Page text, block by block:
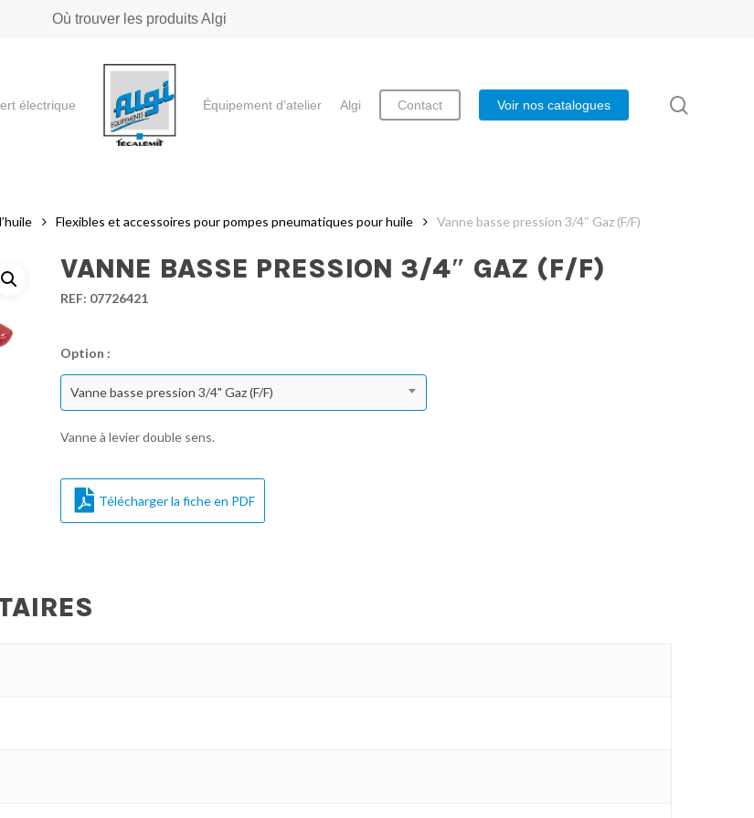
Où trouver les produits Algi
électrique Équipement d’atelier Algi Contact Voir nos catalogues
Flexibles et accessoires pour pompes pneumatiques pour huile Vanne basse pression 3/4″ Gaz (F/F)
VANNE BASSE PRESSION 3/4″ GAZ (F/F)
REF: 07726421
Option :
Vanne basse pression 3/4" Gaz (F/F)
Vanne à levier double sens.
Télécharger la fiche en PDF